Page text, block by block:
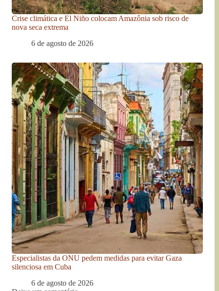
Crise climática e El Niño colocam Amazônia sob risco de
nova seca extrema
6 de agosto de 2026
Especialistas da ONU pedem medidas para evitar Gaza
silenciosa em Cuba
6 de agosto de 2026